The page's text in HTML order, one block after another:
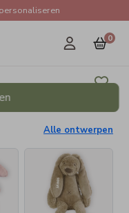
0
Alle ontwerpen